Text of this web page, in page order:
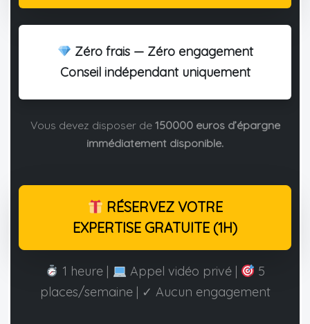
Zéro frais — Zéro engagement
Conseil indépendant uniquement
Vous devez disposer de 150000 euros d’épargne
immédiatement disponible.
RÉSERVEZ VOTRE
EXPERTISE GRATUITE (1H)
1 heure | Appel vidéo privé |
5
places/semaine | ✓ Aucun engagement